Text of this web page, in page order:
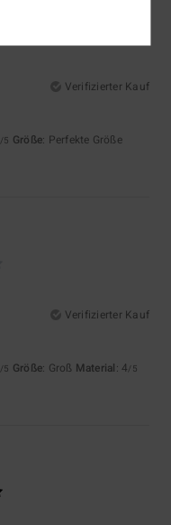
Verifizierter Kauf
/5 Größe: Perfekte Größe
Verifizierter Kauf
/5 Größe: Groß Material: 4/5